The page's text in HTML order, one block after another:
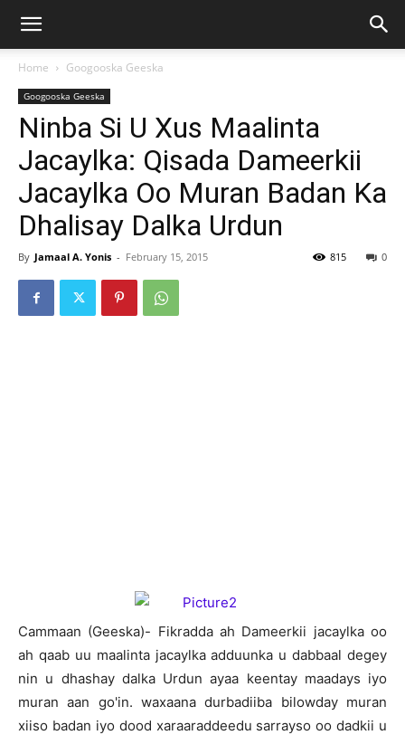
Home Googooska Geeska
Googooska Geeska
Ninba Si U Xus Maalinta
Jacaylka: Qisada Dameerkii
Jacaylka Oo Muran Badan Ka
Dhalisay Dalka Urdun
By Jamaal A. Yonis - February 15, 2015 0
815
Cammaan (Geeska)- Fikradda ah Dameerkii jacaylka oo
ah qaab uu maalinta jacaylka adduunka u dabbaal degey
nin u dhashay dalka Urdun ayaa keentay maadays iyo
muran aan go'in. waxaana durbadiiba bilowday muran
xiiso badan iyo dood xaraaraddeedu sarrayso oo dadkii u